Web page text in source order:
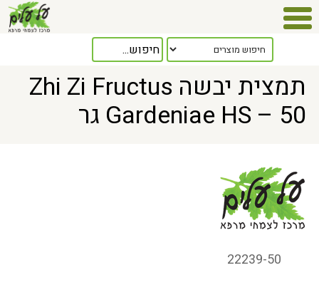
> תמצית יבשה Zhi Zi Fructus Gardeniae HS – 50 גר
תמצית יבשה Zhi Zi Fructus
Gardeniae HS – 50 גר
22239-50